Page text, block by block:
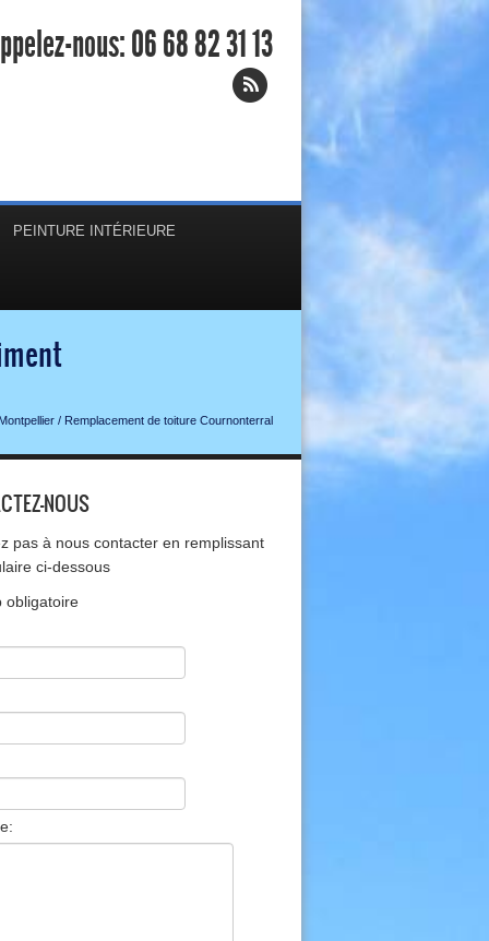
nous:06 68 82 31 13
PEINTURE INTÉRIEURE
/ Remplacement de toiture Cournonterral
NOUS
pas à nous contacter en remplissant
ci-dessous
obligatoire